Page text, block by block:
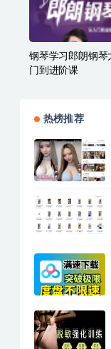
钢琴学习郎朗钢琴
门到进阶课
热榜推荐